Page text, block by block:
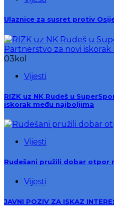
Ulaznice za susret protiv
03 kol
Vijesti
RIZK uz NK Rudeš u
iskorak među najboljima
Vijesti
Rudešani pružili dobar otpor
Vijesti
JAVNI POZIV ZA ISKAZ